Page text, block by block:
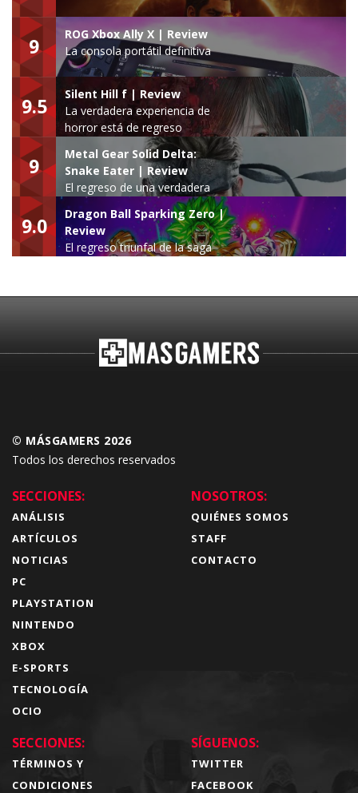
9
ROG Xbox Ally X | Review
La consola portátil definitiva
9.5
Silent Hill f | Review
La verdadera experiencia de
horror está de regreso
9
Metal Gear Solid Delta:
Snake Eater | Review
El regreso de una verdadera
leyenda
9.0
Dragon Ball Sparking Zero |
Review
El regreso triunfal de la saga
© MÁSGAMERS 2026
Todos los derechos reservados
SECCIONES:
ANÁLISIS
ARTÍCULOS
NOTICIAS
PC
PLAYSTATION
NINTENDO
XBOX
E-SPORTS
TECNOLOGÍA
OCIO
NOSOTROS:
QUIÉNES SOMOS
STAFF
CONTACTO
SECCIONES:
TÉRMINOS Y
CONDICIONES
SÍGUENOS:
TWITTER
FACEBOOK